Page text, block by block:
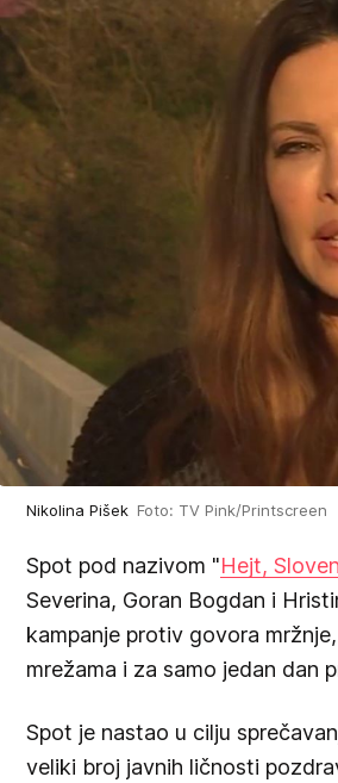
Nikolina Pišek Foto: TV Pink/Printscreen
Spot pod nazivom "Hejt,
Severina, Goran Bogdan i
kampanje protiv govora
mrežama i za samo jedan dan
Spot je nastao u cilju
veliki broj javnih ličnosti